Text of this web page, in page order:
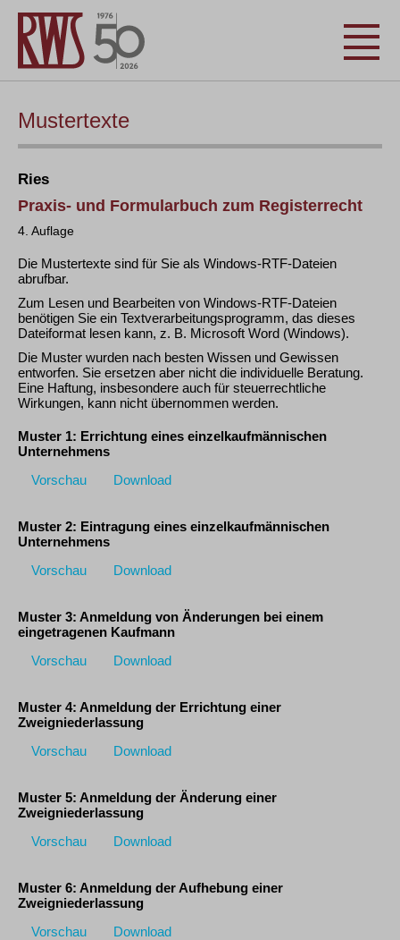
Mustertexte
Ries
Praxis- und Formularbuch zum Registerrecht
4. Auflage
Die Mustertexte sind für Sie als Windows-RTF-Dateien
abrufbar.
Zum Lesen und Bearbeiten von Windows-RTF-Dateien
benötigen Sie ein Textverarbeitungsprogramm, das dieses
Dateiformat lesen kann, z. B. Microsoft Word (Windows).
Die Muster wurden nach besten Wissen und Gewissen
entworfen. Sie ersetzen aber nicht die individuelle Beratung.
Eine Haftung, insbesondere auch für steuerrechtliche
Wirkungen, kann nicht übernommen werden.
Muster 1: Errichtung eines einzelkaufmännischen
Unternehmens
Vorschau
Download
Muster 2: Eintragung eines einzelkaufmännischen
Unternehmens
Vorschau
Download
Muster 3: Anmeldung von Änderungen bei einem
eingetragenen Kaufmann
Vorschau
Download
Muster 4: Anmeldung der Errichtung einer
Zweigniederlassung
Vorschau
Download
Muster 5: Anmeldung der Änderung einer
Zweigniederlassung
Vorschau
Download
Muster 6: Anmeldung der Aufhebung einer
Zweigniederlassung
Vorschau
Download